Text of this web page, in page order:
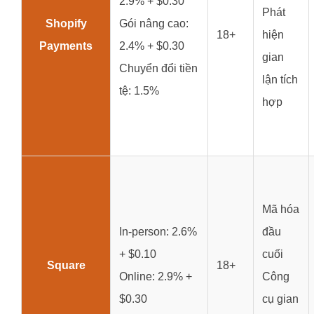
Shopify
Payments
Gói nâng cao:
2.4% + $0.30
Chuyển đổi tiền
tệ: 1.5%
18+
Phát
hiện
gian
lận tích
hợp
Square
In-person: 2.6%
+ $0.10
Online: 2.9% +
$0.30
18+
Mã hóa
đầu
cuối
Công
cụ gian